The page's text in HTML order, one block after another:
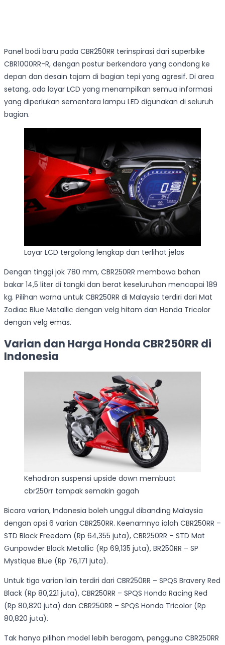
Panel bodi baru pada CBR250RR terinspirasi dari superbike
CBR1000RR-R, dengan postur berkendara yang condong ke
depan dan desain tajam di bagian tepi yang agresif. Di area
setang, ada layar LCD yang menampilkan semua informasi
yang diperlukan sementara lampu LED digunakan di seluruh
bagian.
Layar LCD tergolong lengkap dan terlihat jelas
Dengan tinggi jok 780 mm, CBR250RR membawa bahan
bakar 14,5 liter di tangki dan berat keseluruhan mencapai 189
kg. Pilihan warna untuk CBR250RR di Malaysia terdiri dari Mat
Zodiac Blue Metallic dengan velg hitam dan Honda Tricolor
dengan velg emas.
Varian dan Harga Honda CBR250RR di
Indonesia
Kehadiran suspensi upside down membuat
cbr250rr tampak semakin gagah
Bicara varian, Indonesia boleh unggul dibanding Malaysia
dengan opsi 6 varian CBR250RR. Keenamnya ialah CBR250RR –
STD Black Freedom (Rp 64,355 juta), CBR250RR – STD Mat
Gunpowder Black Metallic (Rp 69,135 juta), BR250RR – SP
Mystique Blue (Rp 76,171 juta).
Untuk tiga varian lain terdiri dari CBR250RR – SPQS Bravery Red
Black (Rp 80,221 juta), CBR250RR – SPQS Honda Racing Red
(Rp 80,820 juta) dan CBR250RR – SPQS Honda Tricolor (Rp
80,820 juta).
Tak hanya pilihan model lebih beragam, pengguna CBR250RR